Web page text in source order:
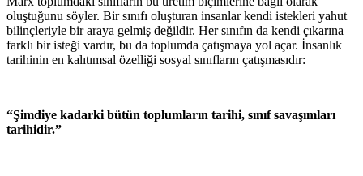
oluştuğunu söyler. Bir sınıfı oluşturan insanlar kendi istekleri yahut
bilinçleriyle bir araya gelmiş değildir. Her sınıfın da kendi çıkarına
farklı bir isteği vardır, bu da toplumda çatışmaya yol açar. İnsanlık
tarihinin en kalıtımsal özelliği sosyal sınıfların çatışmasıdır:
“Şimdiye kadarki bütün toplumların tarihi, sınıf savaşımları
tarihidir.”